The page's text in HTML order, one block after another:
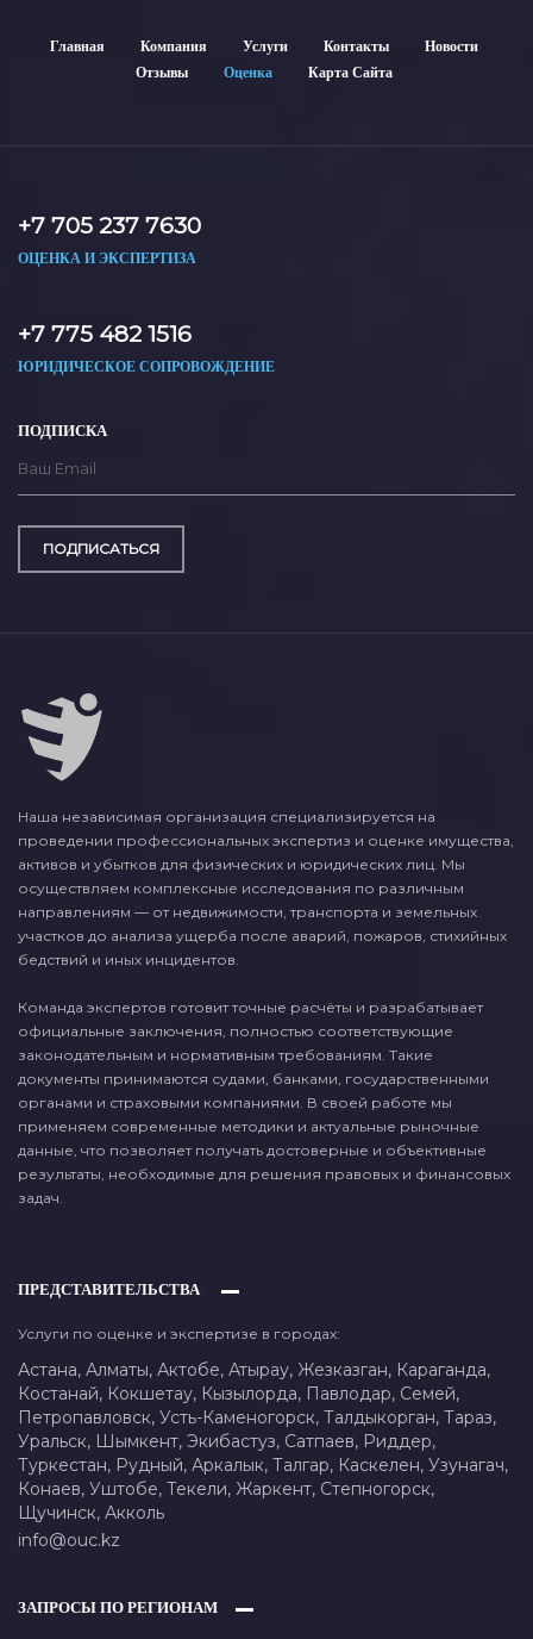
Главная Компания Услуги Контакты
Новости
Отзывы
Оценка Карта Сайта
+7 705 237 7630
ОЦЕНКА И ЭКСПЕРТИЗА
+7 775 482 1516
ЮРИДИЧЕСКОЕ СОПРОВОЖДЕНИЕ
ПОДПИСКА
ПОДПИСАТЬСЯ
Наша независимая организация специализируется на
проведении профессиональных экспертиз и оценке имущества,
активов и убытков для физических и юридических лиц. Мы
осуществляем комплексные исследования по различным
направлениям — от недвижимости, транспорта и земельных
участков до анализа ущерба после аварий, пожаров, стихийных
бедствий и иных инцидентов.
Команда экспертов готовит точные расчёты и разрабатывает
официальные заключения, полностью соответствующие
законодательным и нормативным требованиям. Такие
документы принимаются судами, банками, государственными
органами и страховыми компаниями. В своей работе мы
применяем современные методики и актуальные рыночные
данные, что позволяет получать достоверные и объективные
результаты, необходимые для решения правовых и финансовых
задач.
ПРЕДСТАВИТЕЛЬСТВА
Услуги по оценке и экспертизе в городах:
Астана, Алматы, Актобе, Атырау, Жезказган, Караганда,
Костанай, Кокшетау, Кызылорда, Павлодар, Семей,
Петропавловск, Усть-Каменогорск, Талдыкорган, Тараз,
Уральск, Шымкент, Экибастуз, Сатпаев, Риддер,
Туркестан, Рудный, Аркалык, Талгар, Каскелен, Узунагач,
Конаев, Уштобе, Текели, Жаркент, Степногорск,
Щучинск, Акколь
info@ouc.kz
ЗАПРОСЫ ПО РЕГИОНАМ